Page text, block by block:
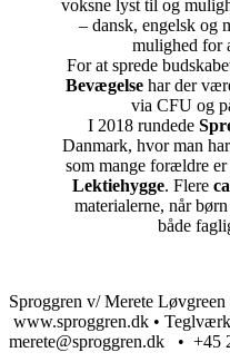
voksne lyst til og
– dansk, engelsk og
mulighed for
For at sprede
Bevægelse har der
via CFU og
I 2018 rundede
Danmark, hvor man
som mange forældre
Lektiehygge. Flere
materialerne, når
både
Sproggren v/ Merete
www.sproggren.dk •
merete@sproggren.dk • +45